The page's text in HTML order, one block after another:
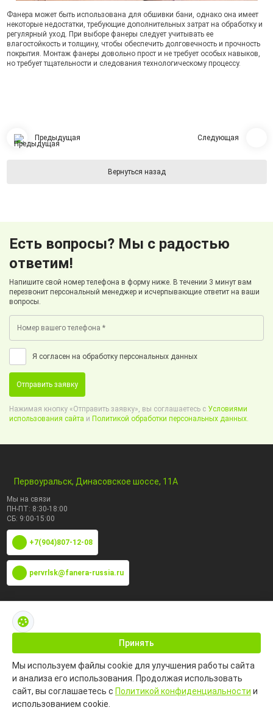
Фанера может быть использована для обшивки бани, однако она имеет
некоторые недостатки, требующие дополнительных затрат на обработку и
регулярный уход. При выборе фанеры следует учитывать ее
влагостойкость и толщину, чтобы обеспечить долговечность и прочность
покрытия. Монтаж фанеры довольно прост и не требует особых навыков,
но требует тщательности и следования технологическому процессу.
Предыдущая Следующая
Вернуться назад
Есть вопросы? Мы с радостью
ответим!
Напишите свой номер телефона в форму ниже. В течении 3 минут вам
перезвонит персональный менеджер и исчерпывающие ответит на ваши
вопросы.
Я согласен на обработку персональных данных
Отправить заявку
Нажимая кнопку «Отправить заявку», вы соглашаетесь с Условиями
использования сайта и Политикой обработки персональных данных.
Мы используем файлы cookie для улучшения работы сайта
и анализа его использования. Продолжая использовать
сайт, вы соглашаетесь с Политикой конфиденциальности и
использованием cookie.
Принять
Первоуральск, Динасовское шоссе, 11А
Мы на связи
ПН-ПТ: 8:30-18:00
СБ: 9:00-15:00
+7(904)807-12-08
pervrlsk@fanera-russia.ru
По маркам
Каталог по сфере применения
Информация